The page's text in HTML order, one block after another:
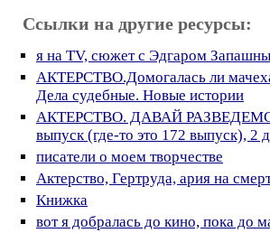
Ссылки на другие ресурсы:
я на TV, сюжет с Эдгаром
АКТЕРСТВО.Домогалась ли
Дела судебные. Новые истории
АКТЕРСТВО. ДАВАЙ
выпуск (где-то это 172 выпуск), 2
писатели о моем творчестве
Актерство, Гертруда, ария на
Книжка
вот я добралась до кино, пока до